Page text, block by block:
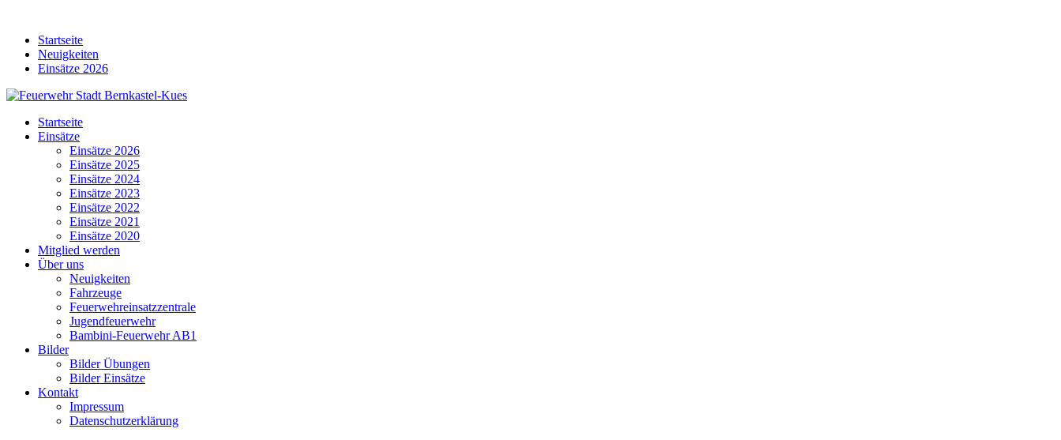
contentStartseite
Neuigkeiten
Einsätze 2026
Startseite
Einsätze
Einsätze 2026
Einsätze 2025
Einsätze 2024
Einsätze 2023
Einsätze 2022
Einsätze 2021
Einsätze 2020
Mitglied werden
Über uns
Neuigkeiten
Fahrzeuge
Feuerwehreinsatzzentrale
Jugendfeuerwehr
Bambini-Feuerwehr AB1
Bilder
Bilder Übungen
Bilder Einsätze
Kontakt
Impressum
Datenschutzerklärung